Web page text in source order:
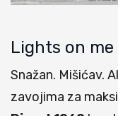
Lights on me
Snažan. Mišićav.
zavojima za